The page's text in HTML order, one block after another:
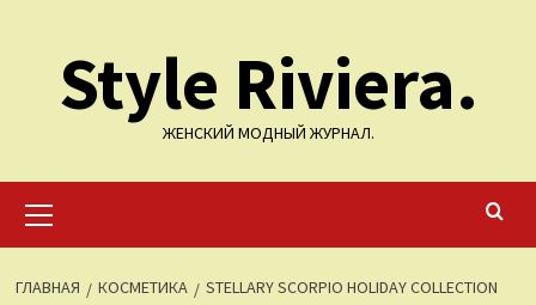
содержимомуStyle Riviera.
ЖЕНСКИЙ МОДНЫЙ ЖУРНАЛ.
меню
ГЛАВНАЯ КОСМЕТИКА
STELLARY SCORPIO HOLIDAY COLLECTION